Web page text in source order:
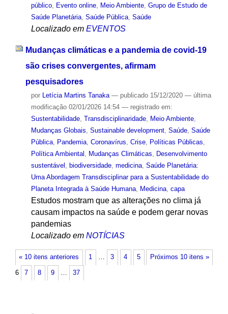
público, Evento online, Meio Ambiente, Grupo de Estudo de
Saúde Planetária, Saúde Pública, Saúde
Localizado em EVENTOS
Mudanças climáticas e a pandemia de covid-19
são crises convergentes, afirmam
pesquisadores
por Letícia Martins Tanaka — publicado15/12/2020 — última
modificação02/01/2026 14:54 — registrado em:
Sustentabilidade, Transdisciplinaridade, Meio Ambiente,
Mudanças Globais, Sustainable development, Saúde, Saúde
Pública, Pandemia, Coronavírus, Crise, Políticas Públicas,
Política Ambiental , Mudanças Climáticas, Desenvolvimento
sustentável , biodiversidade, medicina, Saúde Planetária:
Uma Abordagem Transdisciplinar para a Sustentabilidade do
Planeta Integrada à Saúde Humana, Medicina, capa
Estudos mostram que as alterações no clima já
causam impactos na saúde e podem gerar novas
pandemias
Localizado em NOTÍCIAS
« 10 itens anteriores Próximos 10 itens »
1 … 3 4 5
6 7 8 9 … 37